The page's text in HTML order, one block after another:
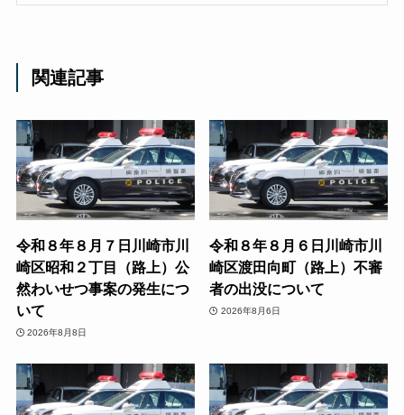
関連記事
令和８年８月７日川崎市川
崎区昭和２丁目（路上）公
然わいせつ事案の発生につ
いて
2026年8月8日
令和８年８月６日川崎市川
崎区渡田向町（路上）不審
者の出没について
2026年8月6日